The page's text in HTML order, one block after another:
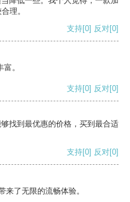
理。
支持[0] 反对[0]
。
支持[0] 反对[0]
找到最优惠的价格，买到最合适
支持[0] 反对[0]
了无限的流畅体验。